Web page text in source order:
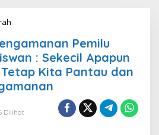
Pengamanan
Pemilu
2024,
Kompol
Liswan
Apapun
Pemilu
: Sekecil Apapun
Kita Pantau dan
Dilihat